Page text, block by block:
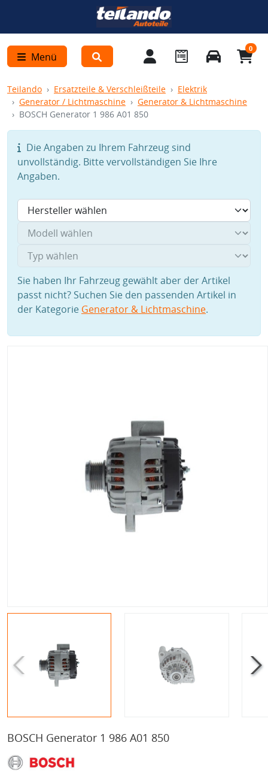
Menü
0
Teilando Ersatzteile & Verschleißteile
Elektrik
Generator / Lichtmaschine
Generator & Lichtmaschine
BOSCH Generator 1 986 A01 850
Die Angaben zu Ihrem Fahrzeug sind
unvollständig. Bitte vervollständigen Sie Ihre
Angaben.
Sie haben Ihr Fahrzeug gewählt aber der Artikel
passt nicht? Suchen Sie den passenden Artikel in
der Kategorie Generator & Lichtmaschine.
BOSCH Generator 1 986 A01 850